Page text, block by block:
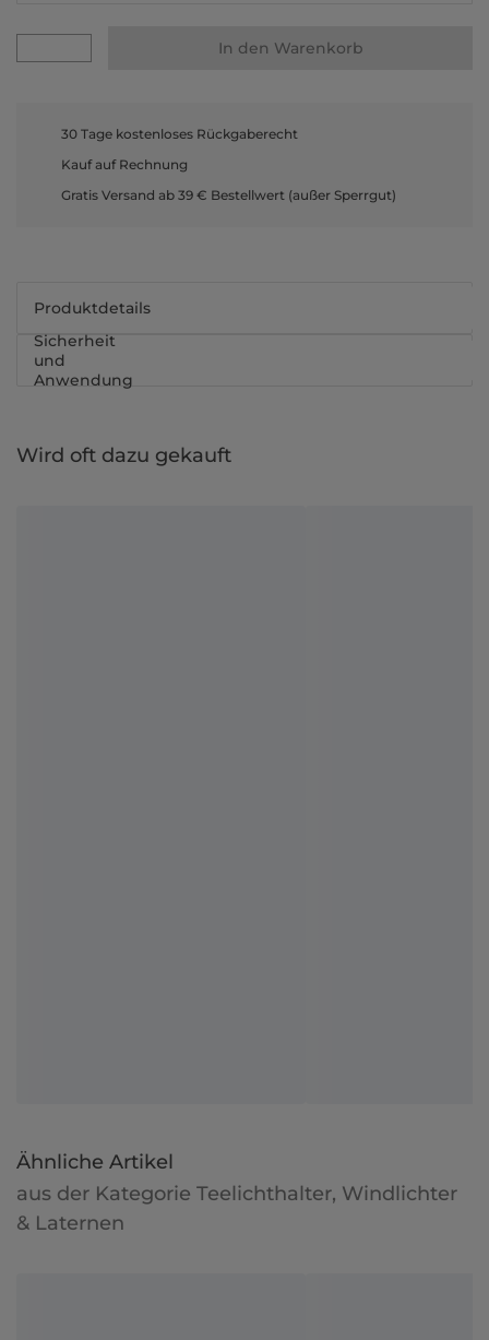
In den Warenkorb
30 Tage kostenloses Rückgaberecht
Kauf auf Rechnung
Gratis Versand ab 39 € Bestellwert (außer Sperrgut)
Produktdetails
Sicherheit
und
Anwendung
Wird oft dazu gekauft
Ähnliche Artikel
aus der Kategorie Teelichthalter, Windlichter
& Laternen